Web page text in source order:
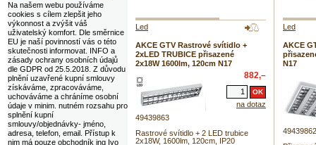
Led
AKCE GTV Rastrové svítidlo +
2xLED TRUBICE přisazené
2x18W 1600lm, 120cm N17
882,–
na dotaz
49439863
Rastrové svítidlo + 2 LED trubice
2x18W, 1600lm, 120cm, IP20
Led
AKCE
N17
49439862
Na našem webu používáme
cookies s cílem zlepšit jeho
výkonnost a zvýšit váš
uživatelský komfort. Dle směrnice
EU je naší povinností vás o této
skutečnosti informovat. INFO a
zásady ochrany osobních údajů
dle GDPR od 25.5.2018. Z důvodu
plnění uzavřené kupní smlouvy
získáváme, zpracováváme,
uchováváme a chráníme osobní
údaje v minim. nutném rozsahu pro
splnění kupní
smlouvy/objednávky- jméno,
adresa, telefon, email. Přístup k
nim má pouze obchodník ing Ivo